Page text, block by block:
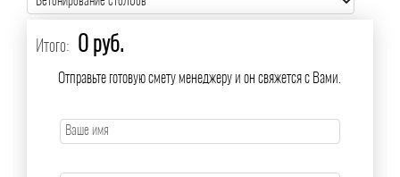
Итого: 0 руб.
Отправьте готовую смету менеджеру и он свяжется с Вами.